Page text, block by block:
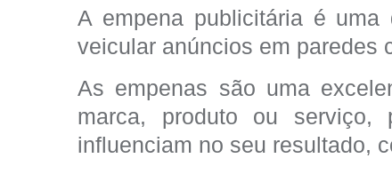
A empena publicitária é
veicular anúncios em paredes
As empenas são uma
marca, produto ou serviço,
influenciam no seu resultado,